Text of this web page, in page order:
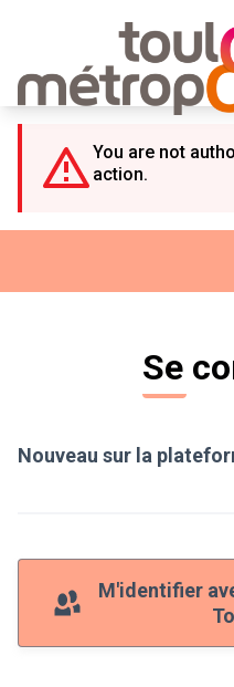
You are not
action.
Se
Nouveau sur la
M'identifier